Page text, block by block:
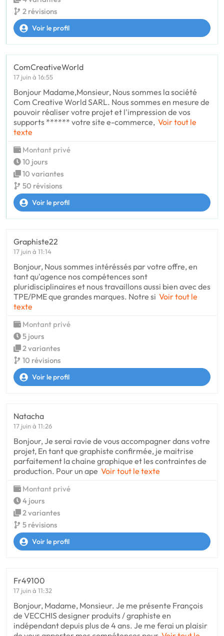
2 révisions
Voir le profil
ComCreativeWorld
17 juin à 16:55
Bonjour Madame,Monsieur, Nous sommes la société
Com Creative World SARL. Nous sommes en mesure de
pouvoir réaliser votre projet et l'impression de vos
supports ****** votre site e-commerce, Voir tout le
texte
Montant privé
10 jours
10 variantes
50 révisions
Voir le profil
Graphiste22
17 juin à 11:14
Bonjour, Nous sommes intéréssés par votre offre, en
tant qu'agence nos compétences sont
pluridisciplinaires et nous travaillons aussi bien avec des
TPE/PME que grandes marques. Notre si Voir tout le
texte
Montant privé
5 jours
2 variantes
10 révisions
Voir le profil
Natacha
17 juin à 11:26
Bonjour, Je serai ravie de vous accompagner dans votre
projet, En tant que graphiste confirmée, je maitrise
parfaitement la chaine graphique et les contraintes de
production. Pour un ape Voir tout le texte
Montant privé
4 jours
2 variantes
5 révisions
Voir le profil
Fr49100
17 juin à 11:32
Bonjour, Madame, Monsieur. Je me présente François
de VECCHIS designer produits / graphiste en
indépendant depuis plus de 4 ans. Je me ferai un plaisir